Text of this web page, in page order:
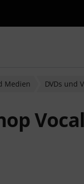
Medien DVDs und
aus 8